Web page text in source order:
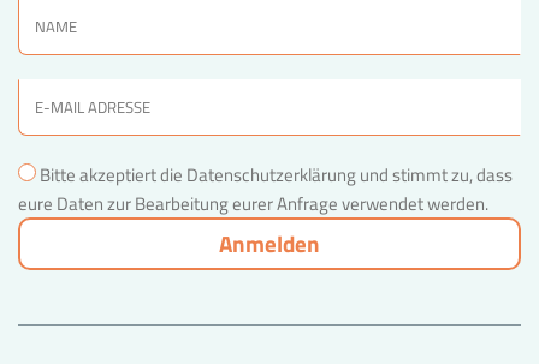
Bitte akzeptiert die Datenschutzerklärung und stimmt zu, dass
eure Daten zur Bearbeitung eurer Anfrage verwendet werden.